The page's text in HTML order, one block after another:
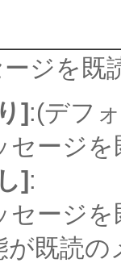
ジを既
] :(デフ
セージ
] :
セージ
が既読